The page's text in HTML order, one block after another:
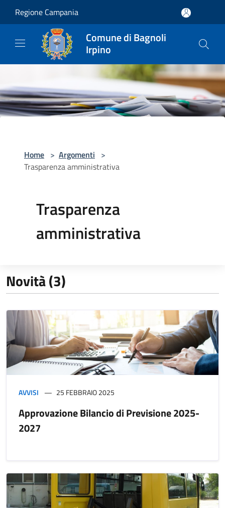
Regione Campania
Comune di Bagnoli
Irpino
Home > Argomenti >
Trasparenza amministrativa
Trasparenza
amministrativa
Novità (3)
AVVISI 25 FEBBRAIO 2025
Approvazione Bilancio di Previsione 2025-
2027